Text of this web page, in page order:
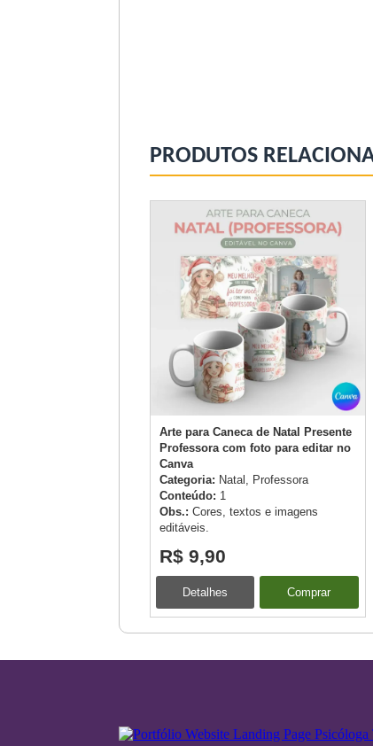
PRODUTOS
Arte para Caneca de Natal Presente
Professora com foto para editar no
Canva
Categoria: Natal, Professora
Conteúdo: 1
Obs.: Cores, textos e imagens
editáveis.
R$ 9,90
Detalhes Comprar